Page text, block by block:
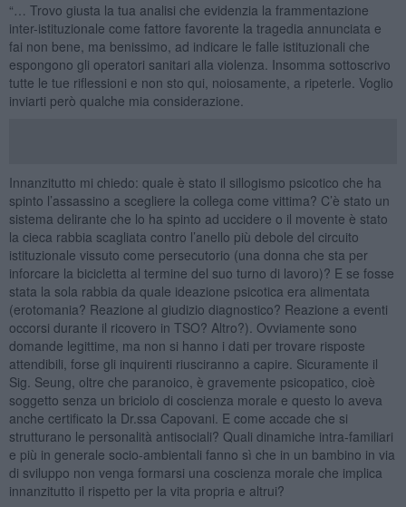
“… Trovo giusta la tua analisi che evidenzia la frammentazione
inter-istituzionale come fattore favorente la tragedia annunciata e
fai non bene, ma benissimo, ad indicare le falle istituzionali che
espongono gli operatori sanitari alla violenza. Insomma sottoscrivo
tutte le tue riflessioni e non sto qui, noiosamente, a ripeterle. Voglio
inviarti però qualche mia considerazione.
Innanzitutto mi chiedo: quale è stato il sillogismo psicotico che ha
spinto l’assassino a scegliere la collega come vittima? C’è stato un
sistema delirante che lo ha spinto ad uccidere o il movente è stato
la cieca rabbia scagliata contro l’anello più debole del circuito
istituzionale vissuto come persecutorio (una donna che sta per
inforcare la bicicletta al termine del suo turno di lavoro)? E se fosse
stata la sola rabbia da quale ideazione psicotica era alimentata
(erotomania? Reazione al giudizio diagnostico? Reazione a eventi
occorsi durante il ricovero in TSO? Altro?). Ovviamente sono
domande legittime, ma non si hanno i dati per trovare risposte
attendibili, forse gli inquirenti riusciranno a capire. Sicuramente il
Sig. Seung, oltre che paranoico, è gravemente psicopatico, cioè
soggetto senza un briciolo di coscienza morale e questo lo aveva
anche certificato la Dr.ssa Capovani. E come accade che si
strutturano le personalità antisociali? Quali dinamiche intra-familiari
e più in generale socio-ambientali fanno sì che in un bambino in via
di sviluppo non venga formarsi una coscienza morale che implica
innanzitutto il rispetto per la vita propria e altrui?